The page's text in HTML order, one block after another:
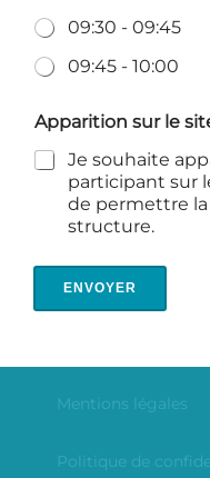
09:30 - 09:45
09:45 - 10:00
Apparition sur le
Je souhaite
participant sur
de permettre la
structure.
ENVOYER
Mentions légales
Politique de